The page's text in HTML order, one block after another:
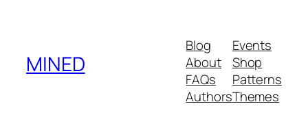
MINED
Blog
About
FAQs
Authors
Events
Shop
Patterns
Themes